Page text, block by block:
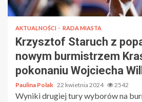
AKTUALNOŚCI RADA MIASTA
Krzysztof Staruch z
nowym burmistrzem
pokonaniu Wojciecha
Paulina Polak 22 kwietnia 2024 2542
Wyniki drugiej tury wyborów na